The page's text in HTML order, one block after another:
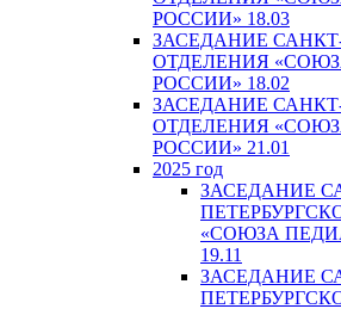
РОССИИ» 18.03
ЗАСЕДАНИЕ
ОТДЕЛЕНИЯ
РОССИИ» 18.02
ЗАСЕДАНИЕ
ОТДЕЛЕНИЯ
РОССИИ» 21.01
2025 год
ЗАСЕДАНИЕ
«СОЮЗА
19.11
ЗАСЕДАНИЕ